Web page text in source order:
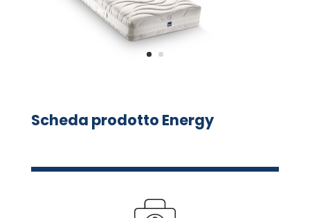
Scheda prodotto Energy